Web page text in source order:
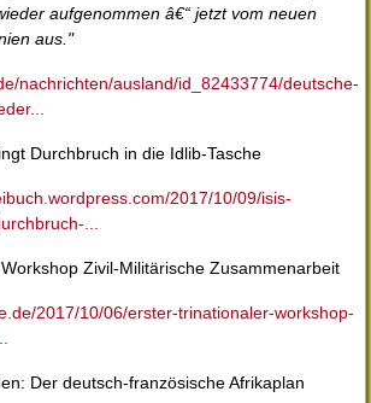
aufgenommen â€“ jetzt vom neuen
aus."
nachrichten/ausland/id_82433774/deutsche-
Durchbruch in die Idlib-Tasche
2017/10/09/isis-
...
Zivil-Militärische Zusammenarbeit
2017/10/06/erster-trinationaler-workshop-
Der deutsch-französische Afrikaplan